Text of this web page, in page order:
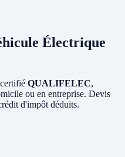
Électrique
QUALIFELEC,
ou en entreprise. Devis
d'impôt déduits.